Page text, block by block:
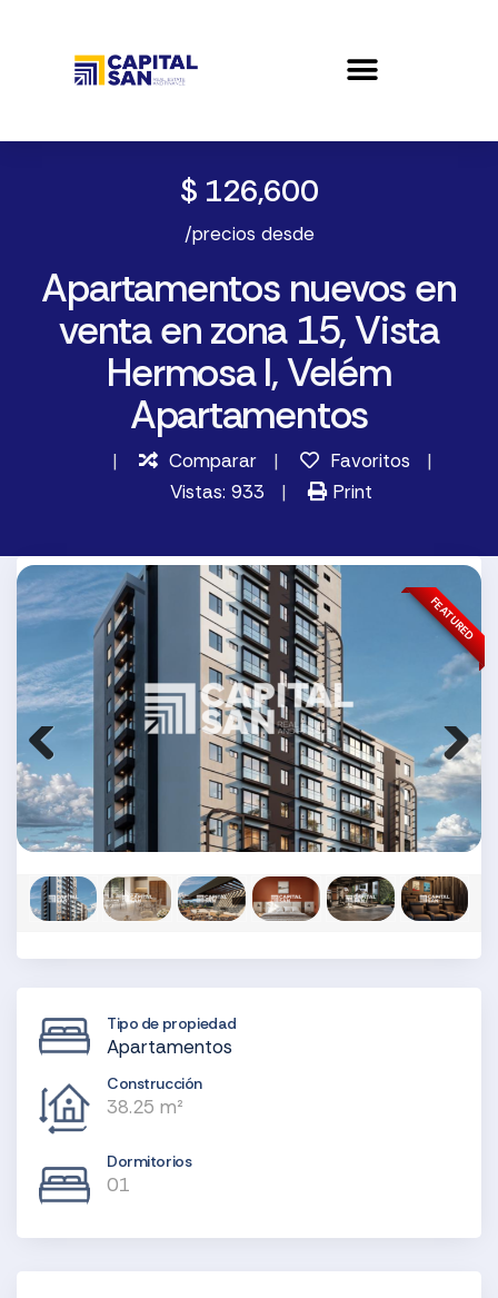
$ 126,600
/precios desde
Apartamentos nuevos en
venta en zona 15, Vista
Hermosa I, Velém
Apartamentos
Comparar
Favoritos
Vistas: 933
Print
FEATURED
Tipo de propiedad
Apartamentos
Construcción
38.25 m²
Dormitorios
01